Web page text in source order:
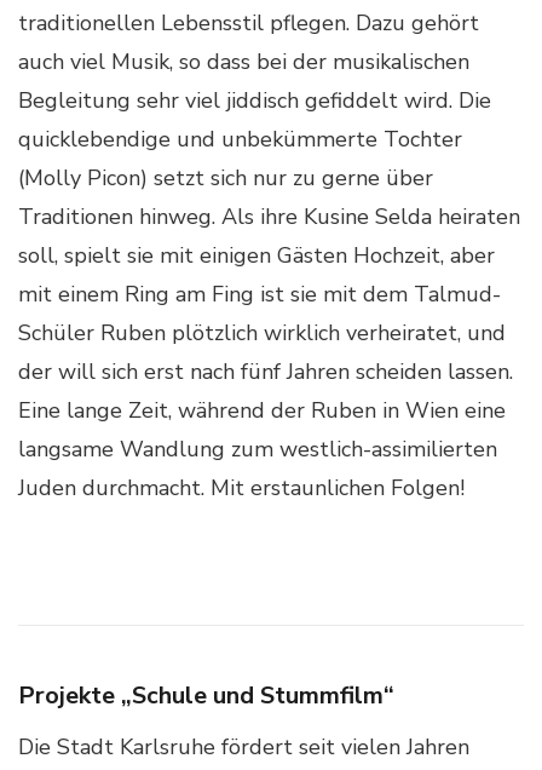
traditionellen Lebensstil pflegen. Dazu gehört
auch viel Musik, so dass bei der musikalischen
Begleitung sehr viel jiddisch gefiddelt wird. Die
quicklebendige und unbekümmerte Tochter
(Molly Picon) setzt sich nur zu gerne über
Traditionen hinweg. Als ihre Kusine Selda heiraten
soll, spielt sie mit einigen Gästen Hochzeit, aber
mit einem Ring am Fing ist sie mit dem Talmud-
Schüler Ruben plötzlich wirklich verheiratet, und
der will sich erst nach fünf Jahren scheiden lassen.
Eine lange Zeit, während der Ruben in Wien eine
langsame Wandlung zum westlich-assimilierten
Juden durchmacht. Mit erstaunlichen Folgen!
Projekte „Schule und Stummfilm“
Die Stadt Karlsruhe fördert seit vielen Jahren